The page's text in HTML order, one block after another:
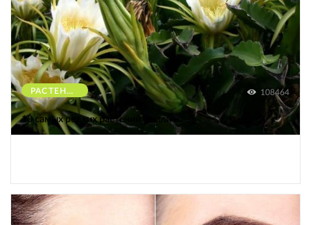
РАСТЕНИЯ 108464
10 самых редких растений Земли